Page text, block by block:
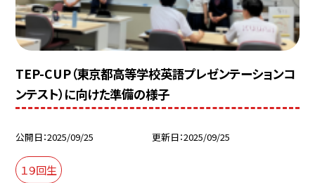
TEP-CUP（東京都高等学校英語プレゼンテーションコ
ンテスト）に向けた準備の様子
公開日 2025/09/25 更新日 2025/09/25
１９回生